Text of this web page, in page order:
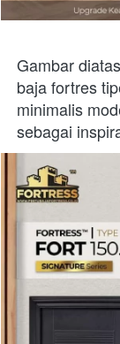
Gambar
baja fortres
minimalis
sebagai